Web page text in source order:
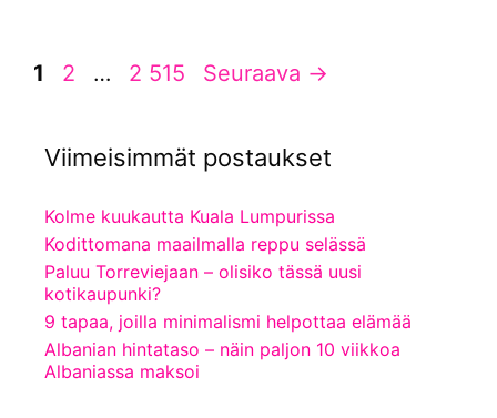
Sivu
1 Sivu
2 … Sivu
2 515 Seuraava →
Viimeisimmät postaukset
Kolme kuukautta Kuala Lumpurissa
Kodittomana maailmalla reppu selässä
Paluu Torreviejaan – olisiko tässä uusi
kotikaupunki?
9 tapaa, joilla minimalismi helpottaa elämää
Albanian hintataso – näin paljon 10 viikkoa
Albaniassa maksoi